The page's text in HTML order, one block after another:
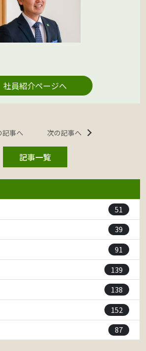
社員紹介ページへ
記事へ 次の記事へ
記事一覧
51
39
91
139
138
152
87